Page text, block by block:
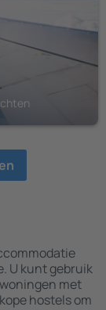
U kunt gebruik
met
hostels om